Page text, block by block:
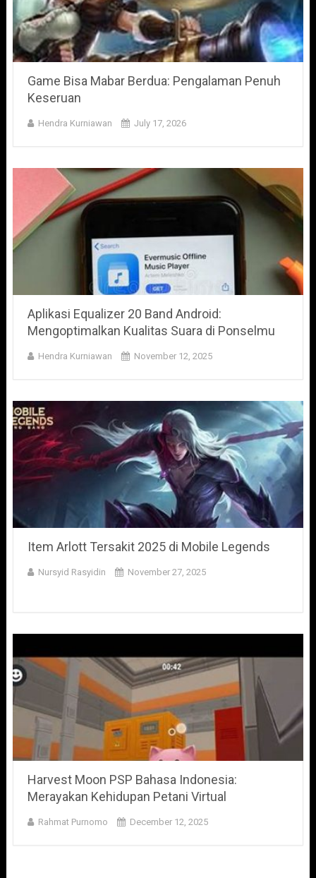
Game Bisa Mabar Berdua: Pengalaman Penuh
Keseruan
Hendra Kurniawan July 17, 2026
Aplikasi Equalizer 20 Band Android:
Mengoptimalkan Kualitas Suara di Ponselmu
Hendra Kurniawan November 12, 2025
Item Arlott Tersakit 2025 di Mobile Legends
Nursyid Rasyidin November 27, 2025
Harvest Moon PSP Bahasa Indonesia:
Merayakan Kehidupan Petani Virtual
Rahmat Purnomo December 12, 2025